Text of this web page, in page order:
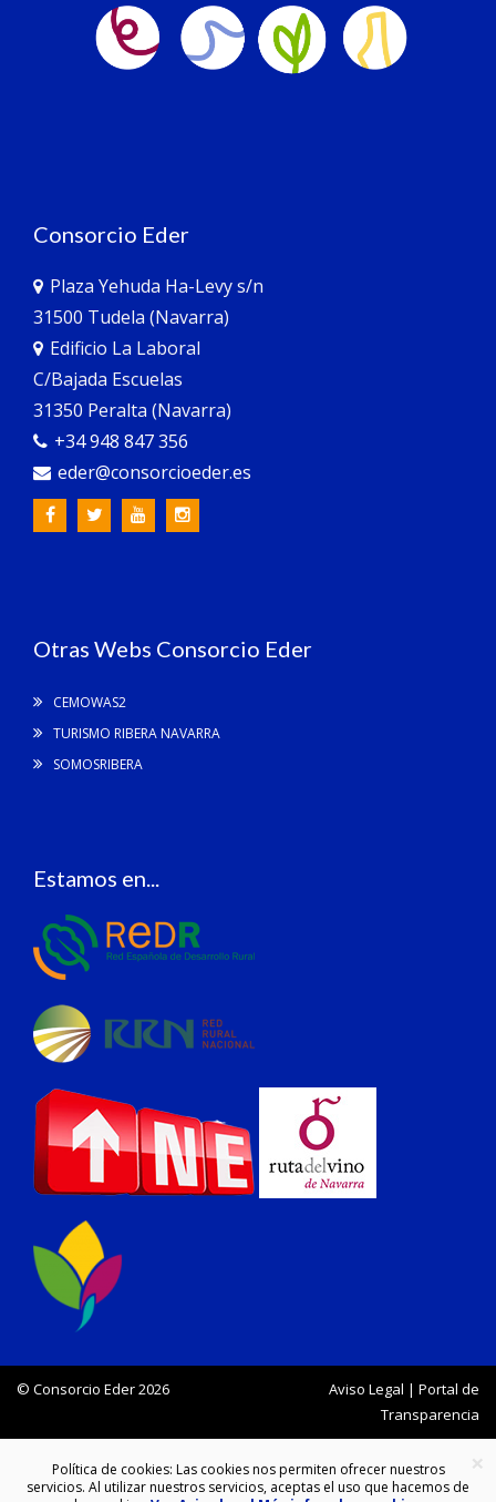
Consorcio Eder
Plaza Yehuda Ha-Levy s/n
31500 Tudela (Navarra)
Edificio La Laboral
C/Bajada Escuelas
31350 Peralta (Navarra)
+34 948 847 356
eder@consorcioeder.es
Otras Webs Consorcio Eder
CEMOWAS2
TURISMO RIBERA NAVARRA
SOMOSRIBERA
Estamos en...
© Consorcio Eder 2026 Aviso Legal | Portal de
Transparencia
×
Política de cookies: Las cookies nos permiten ofrecer nuestros
servicios. Al utilizar nuestros servicios, aceptas el uso que hacemos de